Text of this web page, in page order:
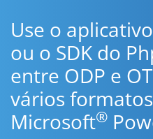
Use o
ou o SDK do
entre ODP e
vários
Microsoft®